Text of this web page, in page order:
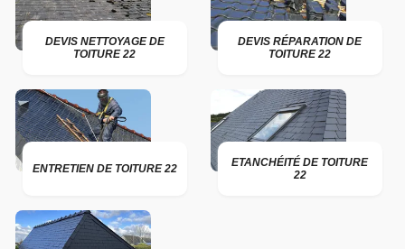
DEVIS NETTOYAGE DE
TOITURE 22
DEVIS RÉPARATION DE
TOITURE 22
ENTRETIEN DE TOITURE 22
ETANCHÉITÉ DE TOITURE
22